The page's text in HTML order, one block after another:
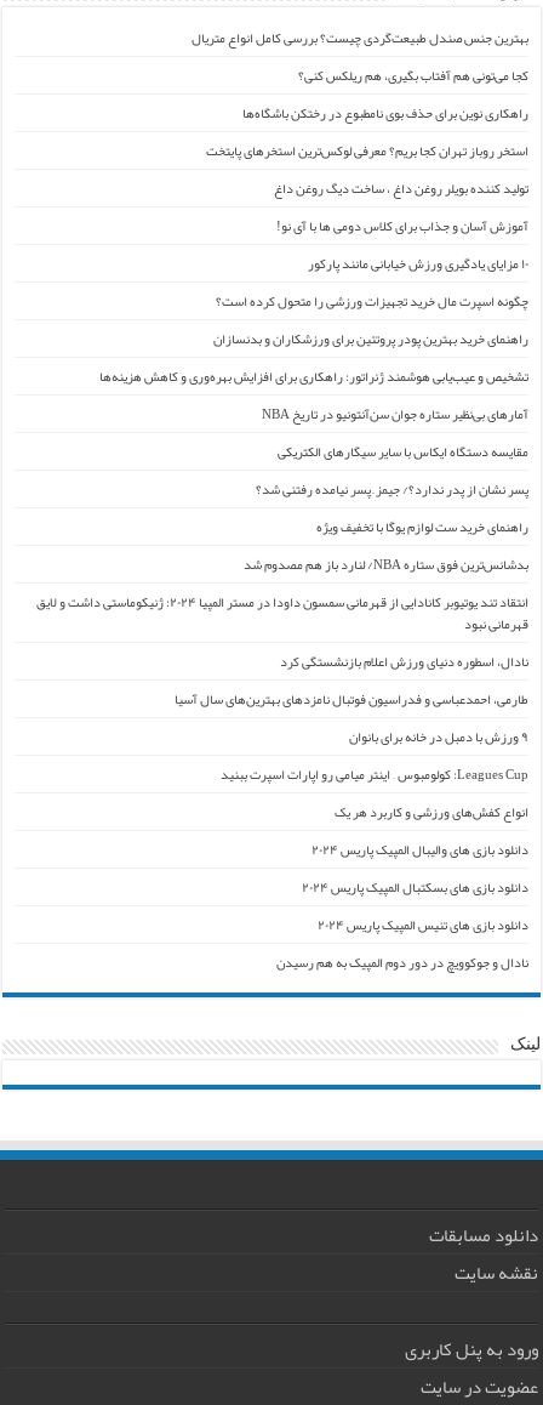
بهترین جنس صندل طبیعت‌گردی چیست؟ بررسی کامل انواع متریال
کجا می‌تونی هم آفتاب بگیری، هم ریلکس کنی؟
راهکاری نوین برای حذف بوی نامطبوع در رختکن باشگاه‌ها
استخر روباز تهران کجا بریم؟ معرفی لوکس‌ترین استخرهای پایتخت
تولید کننده بویلر روغن داغ ، ساخت دیگ روغن داغ
آموزش آسان و جذاب برای کلاس دومی ها با آی نو!
۱۰ مزایای یادگیری ورزش خیابانی مانند پارکور
چگونه اسپرت مال خرید تجهیزات ورزشی را متحول کرده است؟
راهنمای خرید بهترین پودر پروتئین برای ورزشکاران و بدنسازان
تشخیص و عیب‌یابی هوشمند ژنراتور: راهکاری برای افزایش بهره‌وری و کاهش هزینه‌ها
آمارهای بی‌نظیر ستاره جوان سن‌آنتونیو در تاریخ NBA
مقایسه دستگاه ایکاس با سایر سیگارهای الکتریکی
پسر نشان از پدر ندارد؟/ جیمز ِ پسر نیامده رفتنی شد؟
راهنمای خرید ست لوازم یوگا با تخفیف ویژه
بدشانس‌ترین فوق ستاره NBA/ لنارد باز هم مصدوم شد
انتقاد تند یوتیوبر کانادایی از قهرمانی سمسون داودا در مستر المپیا ۲۰۲۴: ژنیکوماستی داشت و لایق
قهرمانی نبود
نادال، اسطوره دنیای ورزش اعلام بازنشستگی کرد
طارمی، احمدعباسی و فدراسیون فوتبال نامزدهای بهترین‌های سال آسیا
۹ ورزش با دمبل در خانه برای بانوان
Leagues Cup: کولومبوس – اینتر میامی رو اپارات اسپرت ببنید
انواع کفش‌های ورزشی و کاربرد هر یک
دانلود بازی های والیبال المپیک پاریس ۲۰۲۴
دانلود بازی های بسکتبال المپیک پاریس ۲۰۲۴
دانلود بازی های تنیس المپیک پاریس ۲۰۲۴
نادال و جوکوویچ در دور دوم المپیک به هم رسیدن
لینک
دانلود مسابقات
نقشه سایت
ورود به پنل کاربری
عضویت در سایت